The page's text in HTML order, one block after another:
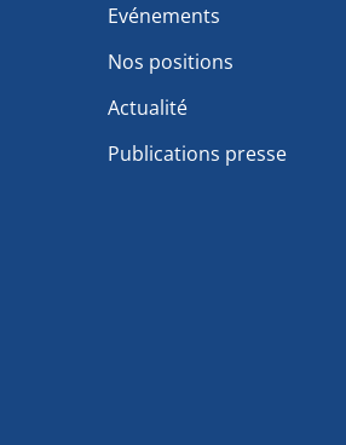
Evénements
Nos positions
Actualité
Publications presse